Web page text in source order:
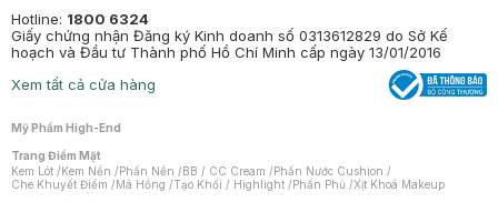
Hotline: 1800 6324
Giấy chứng nhận Đăng ký Kinh doanh số 0313612829 do Sở Kế
hoạch và Đầu tư Thành phố Hồ Chí Minh cấp ngày 13/01/2016
Xem tất cả cửa hàng
Mỹ Phẩm High-End
Trang Điểm Mặt
Kem Lót /Kem Nền /Phấn Nền /BB / CC Cream /Phấn Nước Cushion /
Che Khuyết Điểm /Má Hồng /Tạo Khối / Highlight /Phấn Phủ /Xịt Khoá Makeup